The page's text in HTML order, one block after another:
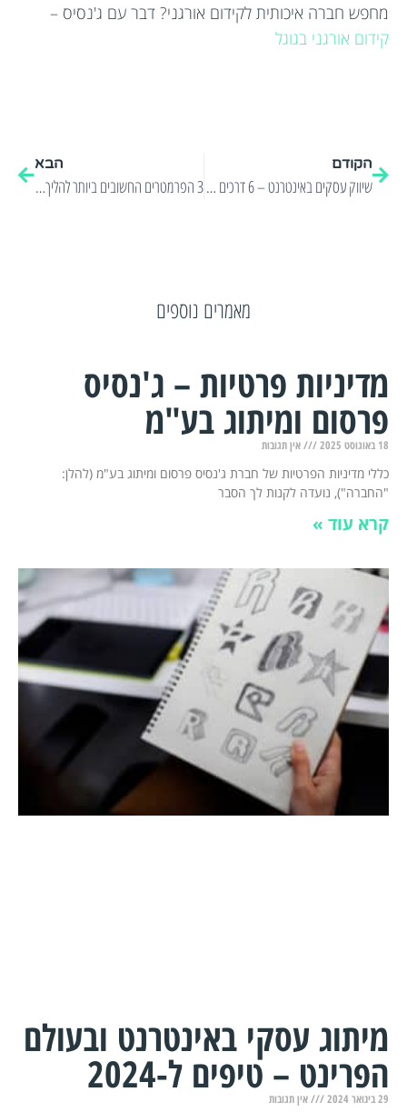
מחפש חברה איכותית לקידום אורגני? דבר עם ג'נסיס –
קידום אורגני בגוגל
הקודם
שיווק עסקים באינטרנט – 6 דרכים שעושות את העבודה
הבא
3 הפרמטרים החשובים ביותר להליך קידום אורגני בשנת 2022
מאמרים נוספים
מדיניות פרטיות – ג'נסיס
פרסום ומיתוג בע"מ
18 באוגוסט 2025 אין תגובות
כללי מדיניות הפרטיות של חברת ג'נסיס פרסום ומיתוג בע"מ (להלן:
"החברה"), נועדה לקנות לך הסבר
קרא עוד »
מיתוג עסקי באינטרנט ובעולם
הפרינט – טיפים ל-2024
29 בינואר 2024 אין תגובות